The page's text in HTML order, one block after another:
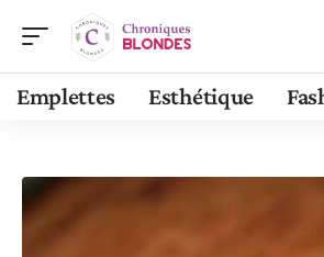
Emplettes Esthétique